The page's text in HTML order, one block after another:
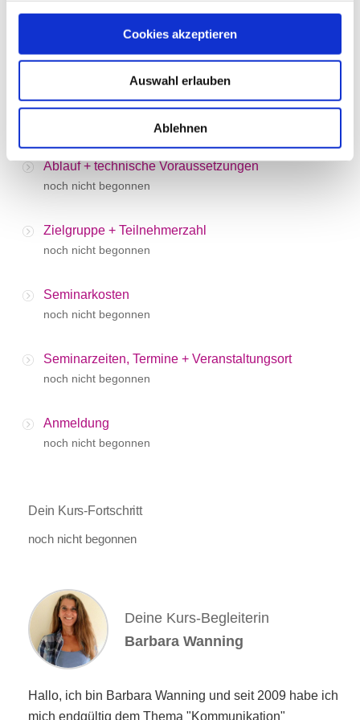
Cookies akzeptieren
Auswahl erlauben
Ablehnen
noch nicht begonnen
Ablauf + technische Voraussetzungen
noch nicht begonnen
Zielgruppe + Teilnehmerzahl
noch nicht begonnen
Seminarkosten
noch nicht begonnen
Seminarzeiten, Termine + Veranstaltungsort
noch nicht begonnen
Anmeldung
noch nicht begonnen
Dein Kurs-Fortschritt
noch nicht begonnen
Deine Kurs-Begleiterin
Barbara Wanning
Hallo, ich bin Barbara Wanning und seit 2009 habe ich
mich endgültig dem Thema "Kommunikation"